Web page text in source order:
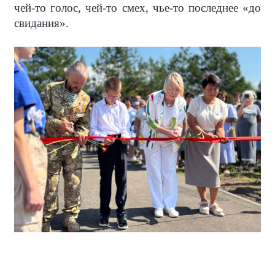
чей-то голос, чей-то смех, чье-то последнее «до
свидания».